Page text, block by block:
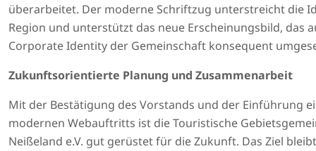
überarbeitet. Der moderne Schriftzug unterstreicht die
Region und unterstützt das neue Erscheinungsbild, das
Corporate Identity der Gemeinschaft konsequent
Zukunftsorientierte Planung und Zusammenarbeit
Mit der Bestätigung des Vorstands und der Einführung
modernen Webauftritts ist die Touristische
Neißeland e.V. gut gerüstet für die Zukunft. Das Ziel